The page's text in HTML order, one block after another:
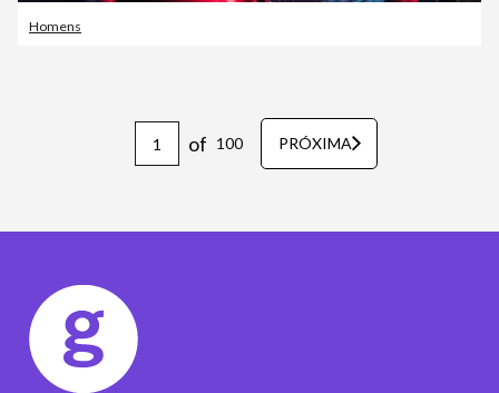
Homens
of 100 PRÓXIMA